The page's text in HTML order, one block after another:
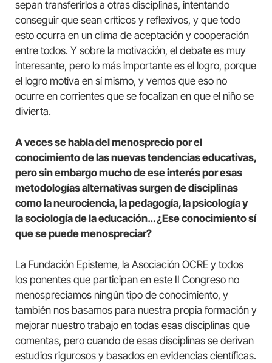
sepan transferirlos a otras disciplinas, intentando
conseguir que sean críticos y reflexivos, y que todo
esto ocurra en un clima de aceptación y cooperación
entre todos. Y sobre la motivación, el debate es muy
interesante, pero lo más importante es el logro, porque
el logro motiva en sí mismo, y vemos que eso no
ocurre en corrientes que se focalizan en que el niño se
divierta.
A veces se habla del menosprecio por el
conocimiento de las nuevas tendencias educativas,
pero sin embargo mucho de ese interés por esas
metodologías alternativas surgen de disciplinas
como la neurociencia, la pedagogía, la psicología y
la sociología de la educación… ¿Ese conocimiento sí
que se puede menospreciar?
La Fundación Episteme, la Asociación OCRE y todos
los ponentes que participan en este II Congreso no
menospreciamos ningún tipo de conocimiento, y
también nos basamos para nuestra propia formación y
mejorar nuestro trabajo en todas esas disciplinas que
comentas, pero cuando de esas disciplinas se derivan
estudios rigurosos y basados en evidencias científicas.